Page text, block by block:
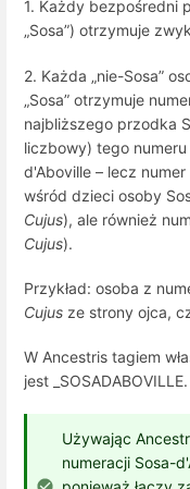
1. Każdy bezpośredni
„Sosa”) otrzymuje
2. Każda „nie-Sosa”
„Sosa” otrzymuje
najbliższego przodka
liczbowy) tego numeru
d'Aboville – lecz
wśród dzieci osoby
Cujus), ale również
Cujus).
Przykład: osoba z
Cujus ze strony ojca,
W Ancestris tagiem
jest _SOSADABOVILLE.
Używając
numeracji Sosa-